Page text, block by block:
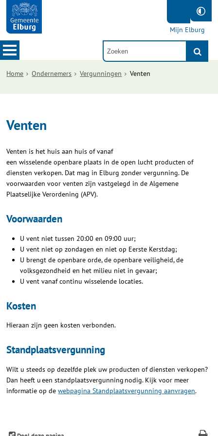
Mijn Elburg
Home Ondernemers Vergunningen Venten
Venten
Venten is het huis aan huis of vanaf
een wisselende openbare plaats in de open lucht producten of
diensten verkopen. Dat mag in Elburg zonder vergunning. De
voorwaarden voor venten zijn vastgelegd in de Algemene
Plaatselijke Verordening (APV).
Voorwaarden
U vent niet tussen 20:00 en 09:00 uur;
U vent niet op zondagen en niet op Eerste Kerstdag;
U brengt de openbare orde, de openbare veiligheid, de
volksgezondheid en het milieu niet in gevaar;
U vent vanaf continu wisselende locaties.
Kosten
Hieraan zijn geen kosten verbonden.
Standplaatsvergunning
Wilt u steeds op dezelfde plek uw producten of diensten verkopen?
Dan heeft u een standplaatsvergunning nodig. Kijk voor meer
informatie op dewebpagina Standplaatsvergunning aanvragen.